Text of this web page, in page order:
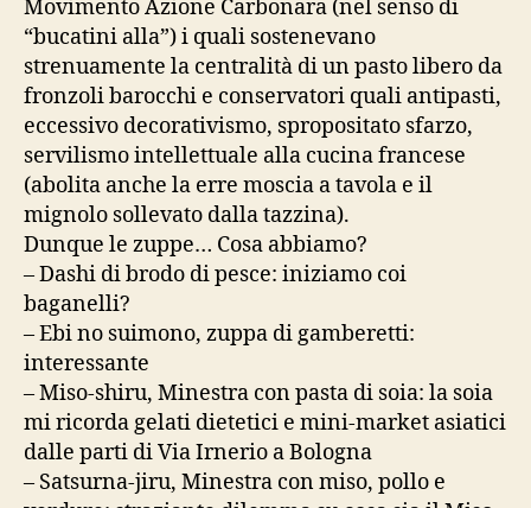
Movimento Azione Carbonara (nel senso di
“bucatini alla”) i quali sostenevano
strenuamente la centralità di un pasto libero da
fronzoli barocchi e conservatori quali antipasti,
eccessivo decorativismo, spropositato sfarzo,
servilismo intellettuale alla cucina francese
(abolita anche la erre moscia a tavola e il
mignolo sollevato dalla tazzina).
Dunque le zuppe… Cosa abbiamo?
– Dashi di brodo di pesce: iniziamo coi
baganelli?
– Ebi no suimono, zuppa di gamberetti:
interessante
– Miso-shiru, Minestra con pasta di soia: la soia
mi ricorda gelati dietetici e mini-market asiatici
dalle parti di Via Irnerio a Bologna
– Satsurna-jiru, Minestra con miso, pollo e